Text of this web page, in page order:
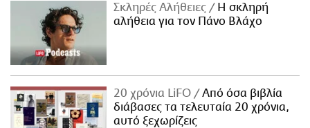
Σκληρές Αλήθειες
H σκληρή
αλήθεια για τον Πάνο Βλάχο
20 χρόνια LiFO
Από όσα βιβλία
διάβασες τα τελευταία 20 χρόνια,
αυτό ξεχωρίζεις